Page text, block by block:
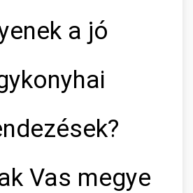
a jó
Vas megye